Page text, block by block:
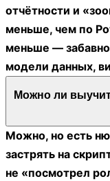
отчётности и
меньше, чем по
меньше —
модели данных,
Можно ли
Можно, но есть
застрять на
не «посмотрел